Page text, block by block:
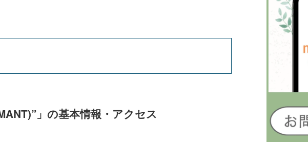
」の基本情報・アクセス